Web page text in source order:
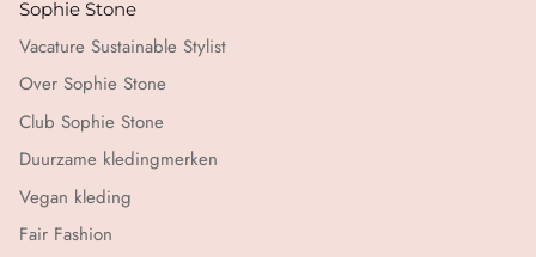
Sophie Stone
Vacature Sustainable Stylist
Over Sophie Stone
Club Sophie Stone
Duurzame kledingmerken
Vegan kleding
Fair Fashion